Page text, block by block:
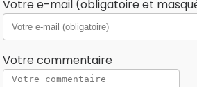
Votre e-mail (obligatoire et
Votre commentaire